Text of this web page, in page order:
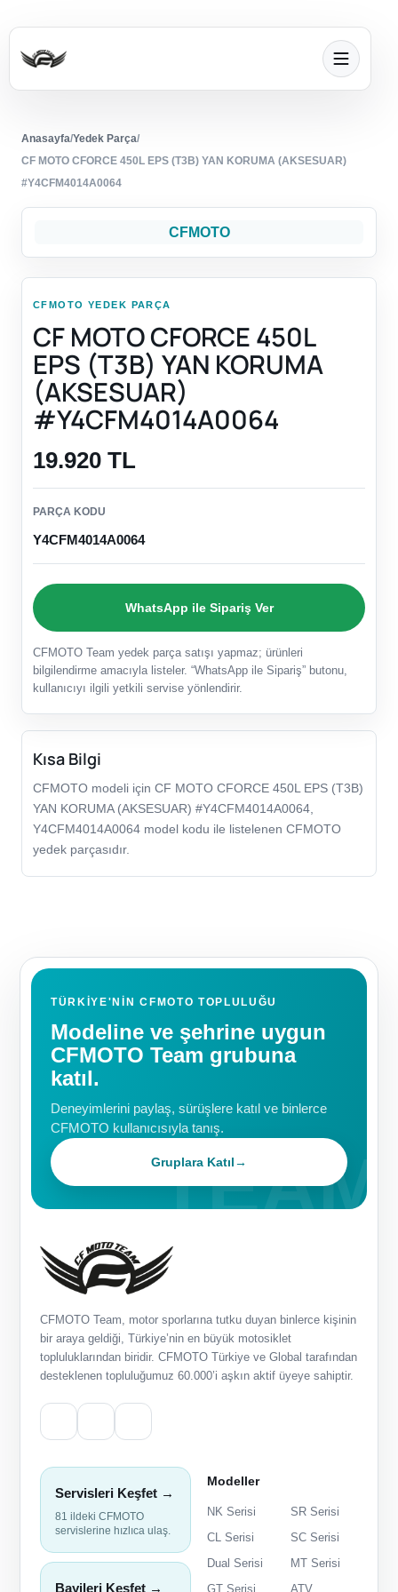
Anasayfa/Yedek Parça/
CF MOTO CFORCE 450L EPS (T3B) YAN KORUMA (AKSESUAR)
#Y4CFM4014A0064
CFMOTO
CFMOTO YEDEK PARÇA
CF MOTO CFORCE 450L
EPS (T3B) YAN KORUMA
(AKSESUAR)
#Y4CFM4014A0064
19.920 TL
PARÇA KODU
Y4CFM4014A0064
WhatsApp ile Sipariş Ver
CFMOTO Team yedek parça satışı yapmaz; ürünleri
bilgilendirme amacıyla listeler. “WhatsApp ile Sipariş” butonu,
kullanıcıyı ilgili yetkili servise yönlendirir.
Kısa Bilgi
CFMOTO modeli için CF MOTO CFORCE 450L EPS (T3B)
YAN KORUMA (AKSESUAR) #Y4CFM4014A0064,
Y4CFM4014A0064 model kodu ile listelenen CFMOTO
yedek parçasıdır.
TÜRKIYE'NIN CFMOTO TOPLULUĞU
Modeline ve şehrine uygun
CFMOTO Team grubuna
katıl.
Deneyimlerini paylaş, sürüşlere katıl ve binlerce
CFMOTO kullanıcısıyla tanış.
Gruplara Katıl→
CFMOTO Team, motor sporlarına tutku duyan binlerce kişinin
bir araya geldiği, Türkiye’nin en büyük motosiklet
topluluklarından biridir. CFMOTO Türkiye ve Global tarafından
desteklenen topluluğumuz 60.000’i aşkın aktif üyeye sahiptir.
Servisleri Keşfet →
81 ildeki CFMOTO
servislerine hızlıca ulaş.
Bayileri Keşfet →
Modeller
NK Serisi
SR Serisi
CL Serisi
SC Serisi
Dual Serisi
MT Serisi
GT Serisi
ATV